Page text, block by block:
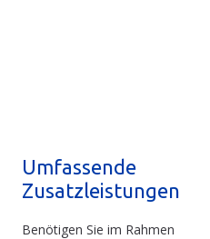
Umfassende
Zusatzleistungen
Benötigen Sie im Rahmen